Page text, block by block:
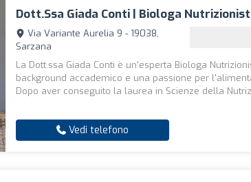
Dott.ssa Giada Conti | Biologa
Via Variante Aurelia 9 - 19038,
Sarzana
La Dott.ssa Giada Conti è un'esperta Biologa
background accademico e una passione per
Dopo aver conseguito la laurea in Scienze della
Vedi telefono